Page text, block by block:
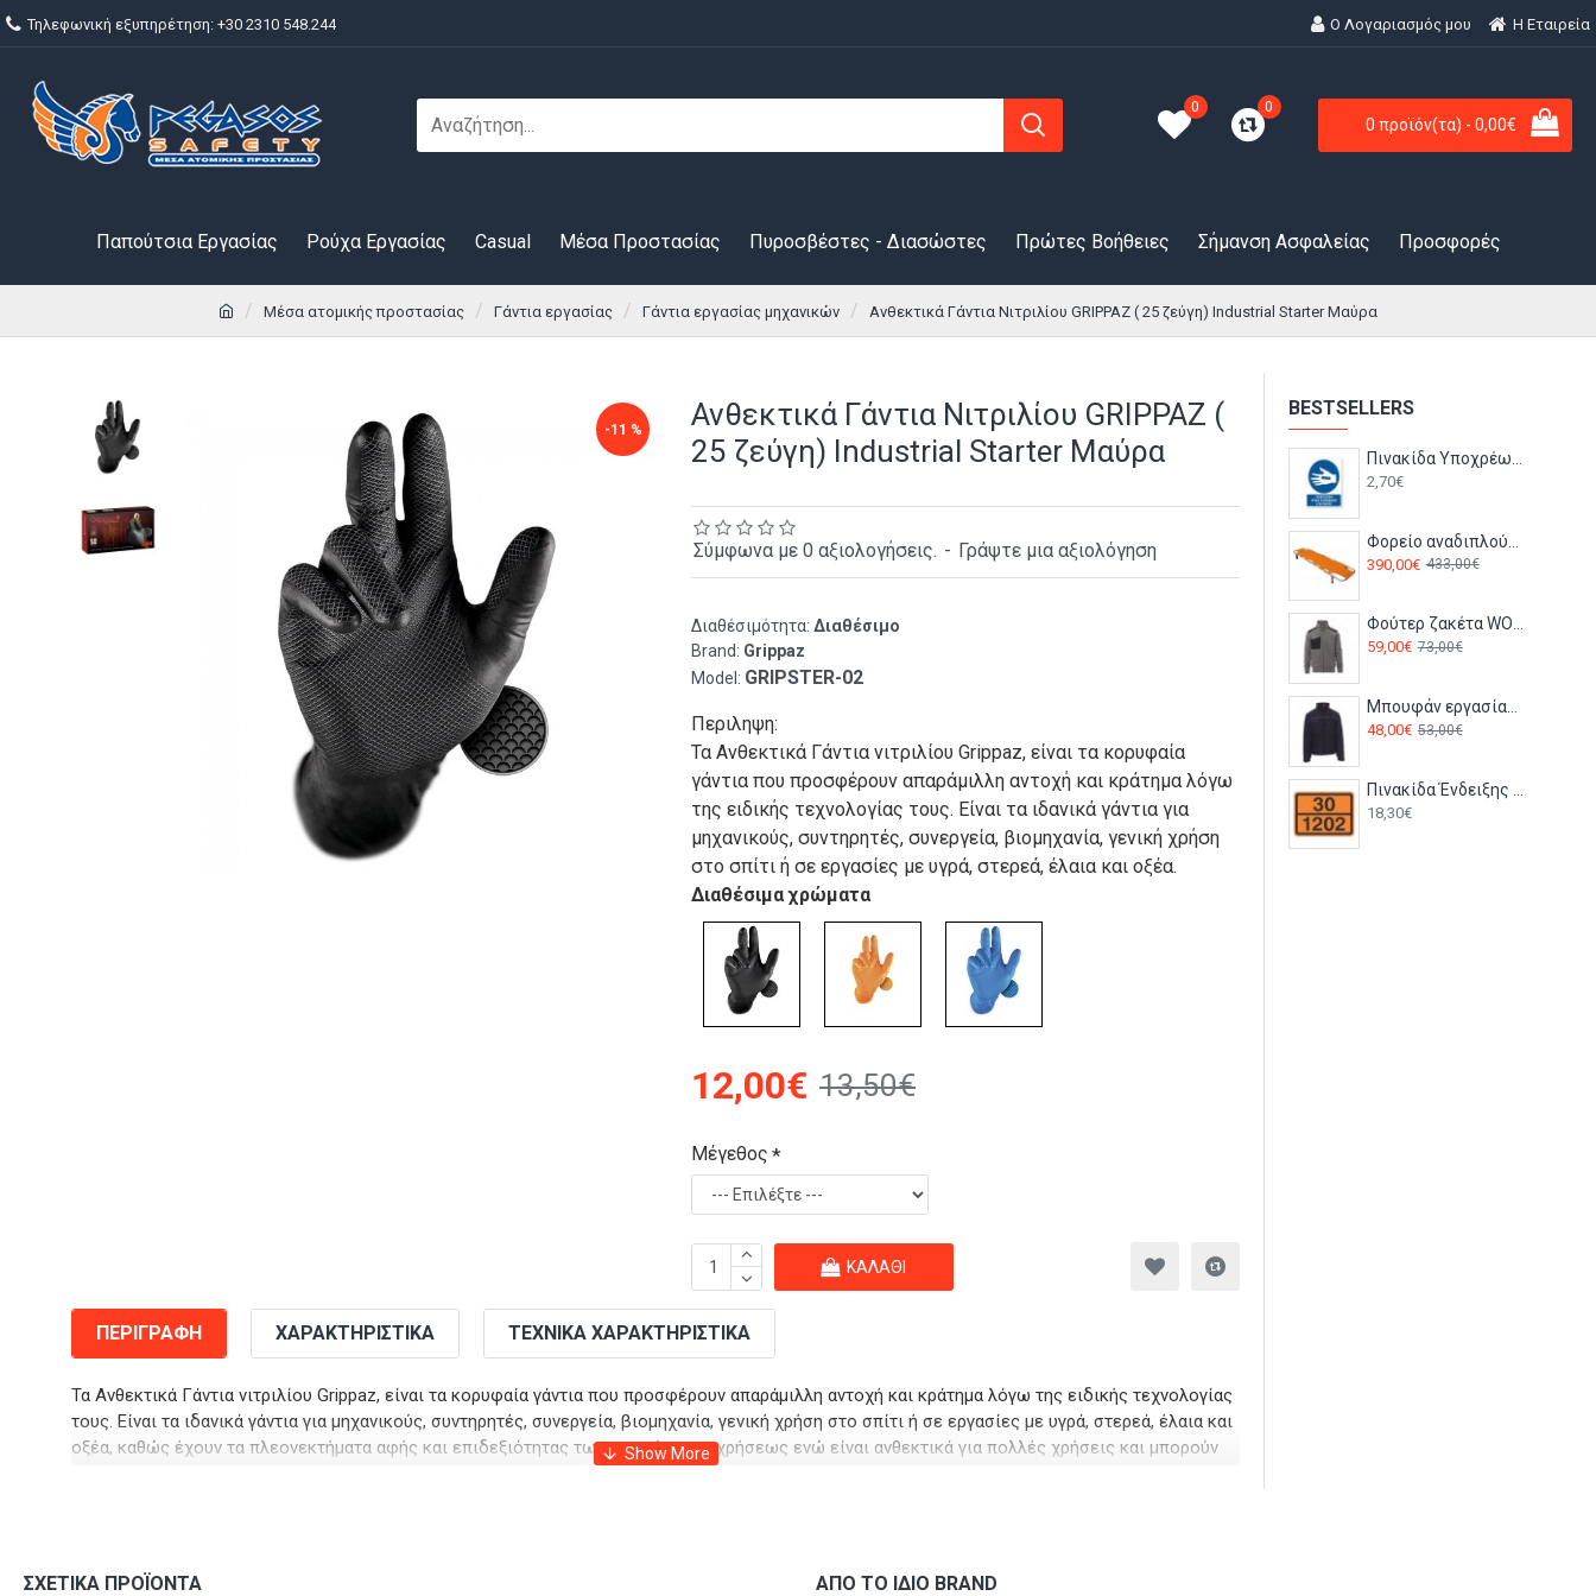
Τηλεφωνική εξυπηρέτηση: +30 2310 548.244 Ο Λογαριασμός μου H Εταιρεία
0 0
0 προϊόν(τα) - 0,00€
Παπούτσια Εργασίας Ρούχα Εργασίας Casual Μέσα Προστασίας Πυροσβέστες - Διασώστες Πρώτες Βοήθειες Σήμανση Ασφαλείας Προσφορές
Μέσα ατομικής προστασίας Γάντια εργασίας Γάντια εργασίας μηχανικών Ανθεκτικά Γάντια Νιτριλίου GRIPPAZ ( 25 ζεύγη) Industrial Starter Μαύρα
-11 %
Ανθεκτικά Γάντια Νιτριλίου GRIPPAZ (
25 ζεύγη) Industrial Starter Μαύρα
Διαθέσιμότητα: Διαθέσιμο
Brand: Grippaz
Model: GRIPSTER-02
Σύμφωνα με 0 αξιολογήσεις. - Γράψτε μια αξιολόγηση
Περιληψη:
Τα Ανθεκτικά Γάντια νιτριλίου Grippaz, είναι τα κορυφαία
γάντια που προσφέρουν απαράμιλλη αντοχή και κράτημα λόγω
της ειδικής τεχνολογίας τους. Είναι τα ιδανικά γάντια για
μηχανικούς, συντηρητές, συνεργεία, βιομηχανία, γενική χρήση
στο σπίτι ή σε εργασίες με υγρά, στερεά, έλαια και οξέα.
12,00€ 13,50€
Διαθέσιμα χρώματα
Μέγεθος
ΚΑΛΆΘΙ
ΠΕΡΙΓΡΑΦΉ ΧΑΡΑΚΤΗΡΙΣΤΙΚΆ ΤΕΧΝΙΚΆ ΧΑΡΑΚΤΗΡΙΣΤΙΚΆ
Τα Ανθεκτικά Γάντια νιτριλίου Grippaz, είναι τα κορυφαία γάντια που προσφέρουν απαράμιλλη αντοχή και κράτημα λόγω της ειδικής τεχνολογίας
τους. Είναι τα ιδανικά γάντια για μηχανικούς, συντηρητές, συνεργεία, βιομηχανία, γενική χρήση στο σπίτι ή σε εργασίες με υγρά, στερεά, έλαια και
οξέα, καθώς έχουν τα πλεονεκτήματα αφής και επιδεξιότητας των γαντιών μιας χρήσεως ενώ είναι ανθεκτικά για πολλές χρήσεις και μπορούν
εύκολη εφαρμογή και χωρίς σιλικόνη.
BESTSELLERS
2,70€
390,00€ 433,00€
Φούτερ ζακέτα WORK 2.0 Payper Γκρι
59,00€ 73,00€
Μπουφάν εργασίας ORION 2.0 Payper Navy
48,00€ 53,00€
18,30€
ΣΧΕΤΙΚΆ ΠΡΟΪΌΝΤΑ ΑΠΌ ΤΟ ΊΔΙΟ BRAND